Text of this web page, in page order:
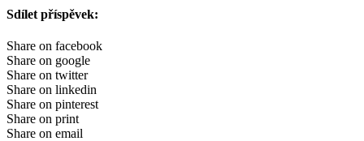
Sdílet příspěvek:
Share on facebook
Share on google
Share on twitter
Share on linkedin
Share on pinterest
Share on print
Share on email